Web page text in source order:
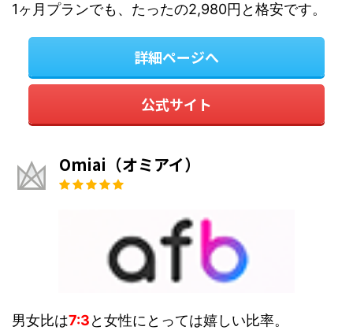
1ヶ月プランでも、たったの2,980円と格安です。
詳細ページへ
公式サイト
Omiai（オミアイ）
男女比は7:3と女性にとっては嬉しい比率。